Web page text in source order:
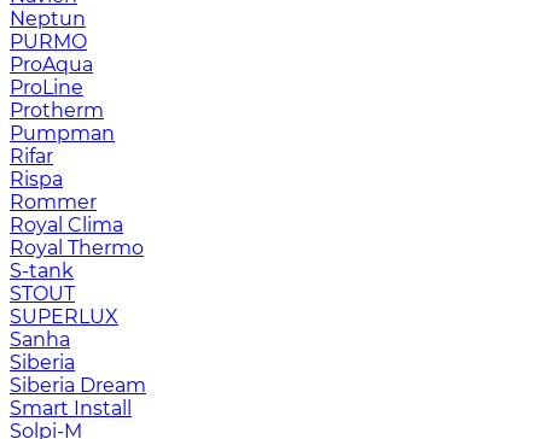
Neptun
PURMO
ProAqua
ProLine
Protherm
Pumpman
Rifar
Rispa
Rommer
Royal Clima
Royal Thermo
S-tank
STOUT
SUPERLUX
Sanha
Siberia
Siberia Dream
Smart Install
Solpi-M